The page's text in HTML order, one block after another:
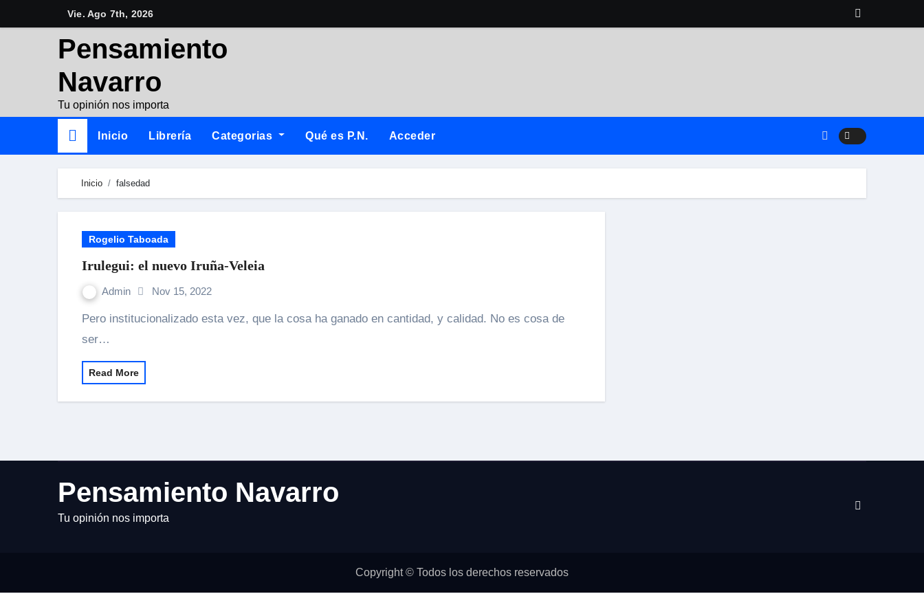
to
Vie. Ago 7th, 2026
Pensamiento
Navarro
Tu opinión nos importa
Inicio Librería Categorias Qué es P.N. Acceder
Inicio falsedad
Rogelio Taboada
Irulegui: el nuevo Iruña-Veleia
Admin Nov 15, 2022
Pero institucionalizado esta vez, que la cosa ha ganado en cantidad, y calidad. No es cosa de
ser…
Read More
Pensamiento Navarro
Tu opinión nos importa
Copyright © Todos los derechos reservados